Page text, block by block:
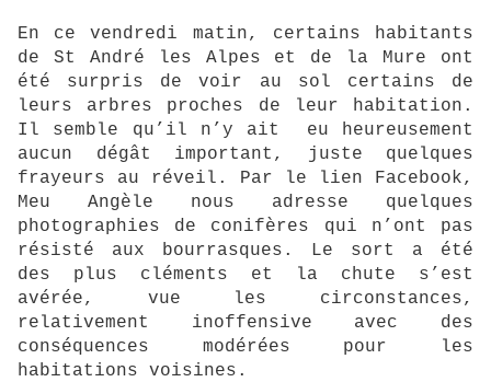
En ce vendredi matin, certains habitants
de St André les Alpes et de la Mure ont
été surpris de voir au sol certains de
leurs arbres proches de leur habitation.
Il semble qu’il n’y ait eu heureusement
aucun dégât important, juste quelques
frayeurs au réveil. Par le lien Facebook,
Meu Angèle nous adresse quelques
photographies de conifères qui n’ont pas
résisté aux bourrasques. Le sort a été
des plus cléments et la chute s’est
avérée, vue les circonstances,
relativement inoffensive avec des
conséquences modérées pour les
habitations voisines.